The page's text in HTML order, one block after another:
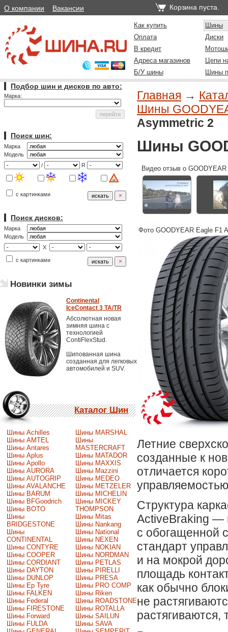
О компании Вакансии Корзина пуста.
Как купить
Шины
Оплата
Диски
В кредит
Адреса магазинов
Цепи
Б/У шины
Шины
Подбор шин и дисков по авто:
Марка:
Поиск шин:
Марка
Модель
/
R
с картинками
Поиск дисков:
Марка
Модель
X
с картинками
Новинки зимы
Continental
IceContact 3 TA/TR
Абсолютная новая
зимняя шина с
технологией
ContiFlexStud.
Шипованная шина
созданная для легковых
автомобилей и SUV.
Каталог Шин
Шины Achilles
Шины AMTEL
Шины Antares
Шины Aplus
Шины Apollo
Шины AURORA
Шины AUTOGRIP
Шины AVALANCHE
Шины BARUM
Шины BFGoodrich
Шины BOTO
Шины
BRIDGESTONE
Шины
CONTINENTAL
Шины CONTYRE
Шины COOPER
Шины CORDIANT
Шины DAYTON
Шины DUNLOP
Шины Ep Tyre
Шины FALKEN
Шины Federal
Шины FIRESTONE
Шины Forward
Шины FULDA
Шины MARSHAL
Шины
MASTERCRAFT
Шины MATADOR
Шины MAXXIS
Шины Mazzini
Шины MEDEO
Шины METZELER
Шины MICHELIN
Шины MICKEY
THOMPSON
Шины Mitas
Шины Nankang
Шины National
Шины NEXEN
Шины NOKIAN
Шины NORDMAN
Шины PETLAS
Шины PIRELLI
Шины PRESA
Шины PRO COMP
Шины Riken
Шины ROADSTONE
Шины ROTALLA
Шины SAILUN
Шины SAVA
Главная →
Шины
Asymmetric 2
Шины
Видео отзыв о
Фото GOODYEAR Eagle F1
Летние
созданные к
отличается
Структура
ActiveBraking —
с обогащенной
стандарт
и на мокрой
площадь
как обычно
не
растягиваются,